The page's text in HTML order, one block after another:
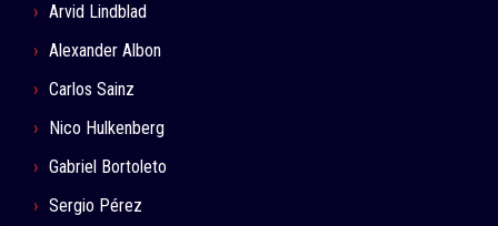
Arvid Lindblad
Alexander Albon
Carlos Sainz
Nico Hulkenberg
Gabriel Bortoleto
Sergio Pérez